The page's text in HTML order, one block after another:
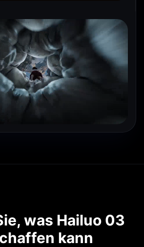
was Hailuo 03
kann